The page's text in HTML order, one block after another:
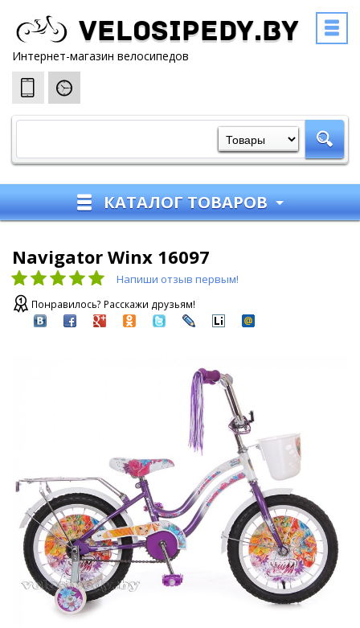
Velosipedy.by
Интернет-магазин велосипедов
КАТАЛОГ ТОВАРОВ
Navigator Winx 16097
Напиши отзыв первым!
Понравилось? Расскажи друзьям!